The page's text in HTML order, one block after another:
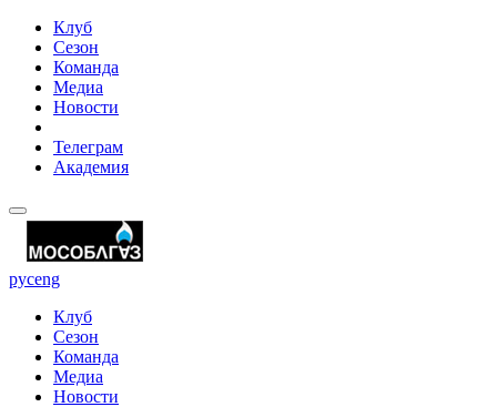
Клуб
Сезон
Команда
Медиа
Новости
Телеграм
Академия
русeng
Клуб
Сезон
Команда
Медиа
Новости